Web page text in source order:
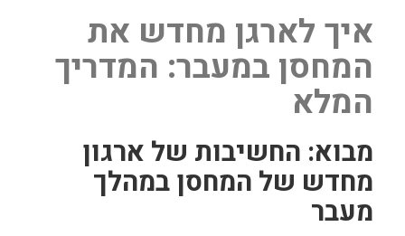
איך לארגן מחדש את
המחסן במעבר: המדריך
המלא
מבוא: החשיבות של ארגון
מחדש של המחסן במהלך
מעבר